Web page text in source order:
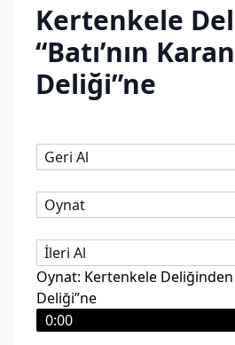
Kertenkele
“Batı’nın
Deliği”ne
Geri Al
Oynat
İleri Al
Oynat: Kertenkele Deliğinden
Deliği”ne
0:00